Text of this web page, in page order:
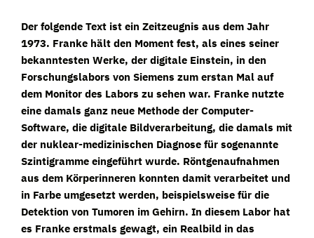
Der folgende Text ist ein Zeitzeugnis aus dem Jahr
1973. Franke hält den Moment fest, als eines seiner
bekanntesten Werke, der digitale Einstein, in den
Forschungslabors von Siemens zum erstan Mal auf
dem Monitor des Labors zu sehen war. Franke nutzte
eine damals ganz neue Methode der Computer-
Software, die digitale Bildverarbeitung, die damals mit
der nuklear-medizinischen Diagnose für sogenannte
Szintigramme eingeführt wurde. Röntgenaufnahmen
aus dem Körperinneren konnten damit verarbeitet und
in Farbe umgesetzt werden, beispielsweise für die
Detektion von Tumoren im Gehirn. In diesem Labor hat
es Franke erstmals gewagt, ein Realbild in das